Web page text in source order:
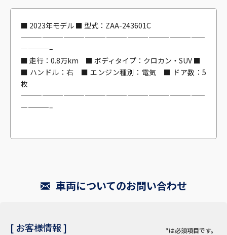
■ 2023年モデル ■ 型式：ZAA-243601C
——————————————————————————
————–
■ 走行：0.8万km ■ ボディタイプ：クロカン・SUV ■
■ ハンドル：右 ■ エンジン種別：電気 ■ ドア数：5
枚
——————————————————————————
————–
車両についてのお問い合わせ
[ お客様情報 ] *は必須項目です。